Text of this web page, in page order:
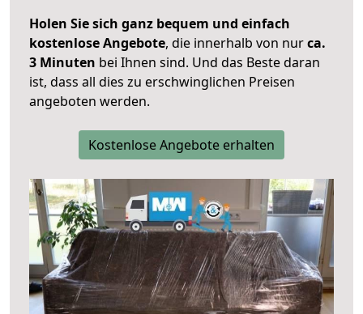
Holen Sie sich ganz bequem und einfach
kostenlose Angebote, die innerhalb von nurca.
3 Minuten bei Ihnen sind. Und das Beste daran
ist, dass all dies zu erschwinglichen Preisen
angeboten werden.
Kostenlose Angebote erhalten